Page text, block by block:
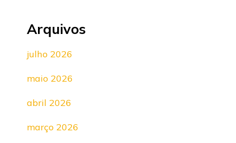
Arquivos
julho 2026
maio 2026
abril 2026
março 2026